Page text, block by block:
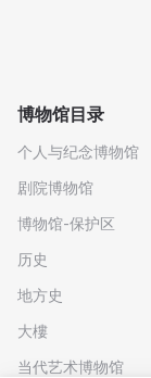
博物馆目录
个人与纪念博物馆
剧院博物馆
博物馆-保护区
历史
地方史
大樓
当代艺术博物馆